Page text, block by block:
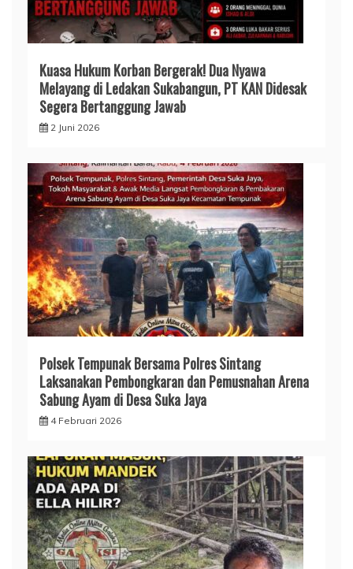
Kuasa Hukum Korban Bergerak! Dua Nyawa
Melayang di Ledakan Sukabangun, PT KAN Didesak
Segera Bertanggung Jawab
2 Juni 2026
Polsek Tempunak Bersama Polres Sintang
Laksanakan Pembongkaran dan Pemusnahan Arena
Sabung Ayam di Desa Suka Jaya
4 Februari 2026